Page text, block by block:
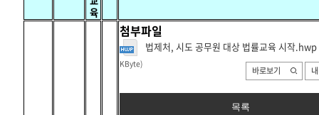
육
첨부파일
법제처, 시도 공무원 대상 법률교육 시작.hwp
KByte)
바로보기
목록